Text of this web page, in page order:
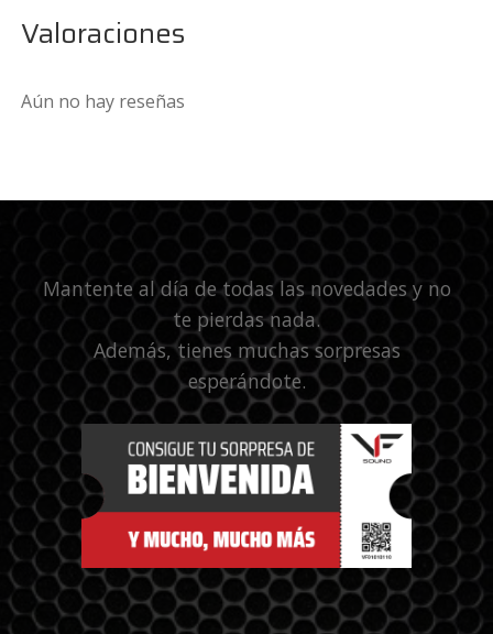
Valoraciones
Aún no hay reseñas
Mantente al día de todas las novedades y no
te pierdas nada.
Además, tienes muchas sorpresas
esperándote.